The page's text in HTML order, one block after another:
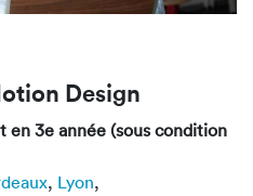
Design
3e année (sous condition
, Lyon,